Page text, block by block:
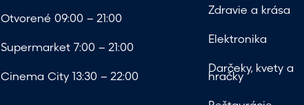
Otvorené 09:00 – 21:00
Supermarket 7:00 – 21:00
Cinema City 13:30 – 22:00
Zdravie a krása
Elektronika
Darčeky, kvety a
hračky